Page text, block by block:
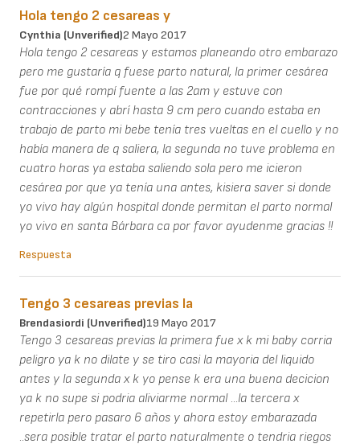
Hola tengo 2 cesareas y
Cynthia (unverified)2 Mayo 2017
Hola tengo 2 cesareas y estamos planeando otro embarazo
pero me gustaría q fuese parto natural, la primer cesárea
fue por qué rompí fuente a las 2am y estuve con
contracciones y abrí hasta 9 cm pero cuando estaba en
trabajo de parto mi bebe tenía tres vueltas en el cuello y no
había manera de q saliera, la segunda no tuve problema en
cuatro horas ya estaba saliendo sola pero me icieron
cesárea por que ya tenía una antes, kisiera saver si donde
yo vivo hay algún hospital donde permitan el parto normal
yo vivo en santa Bárbara ca por favor ayudenme gracias !!
Respuesta
Tengo 3 cesareas previas la
Brendasiordi (unverified)19 Mayo 2017
Tengo 3 cesareas previas la primera fue x k mi baby corria
peligro ya k no dilate y se tiro casi la mayoria del liquido
antes y la segunda x k yo pense k era una buena decicion
ya k no supe si podria aliviarme normal ...la tercera x
repetirla pero pasaro 6 años y ahora estoy embarazada
..sera posible tratar el parto naturalmente o tendria riegos